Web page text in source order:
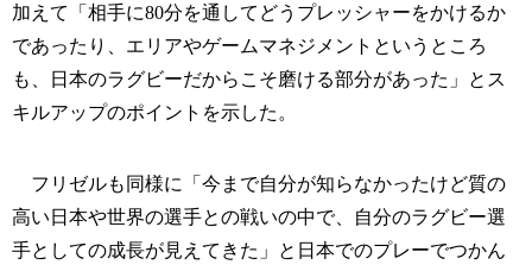
加えて「相手に80分を通してどうプレッシャーをかけるか
であったり、エリアやゲームマネジメントというところ
も、日本のラグビーだからこそ磨ける部分があった」とス
キルアップのポイントを示した。
フリゼルも同様に「今まで自分が知らなかったけど質の
高い日本や世界の選手との戦いの中で、自分のラグビー選
手としての成長が見えてきた」と日本でのプレーでつかん